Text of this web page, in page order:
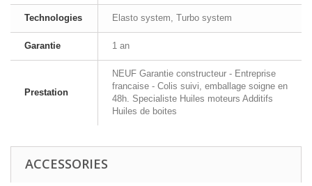
Technologies Elasto system, Turbo system
Garantie 1 an
Prestation
NEUF Garantie constructeur - Entreprise
francaise - Colis suivi, emballage soigne en
48h. Specialiste Huiles moteurs Additifs
Huiles de boites
ACCESSORIES